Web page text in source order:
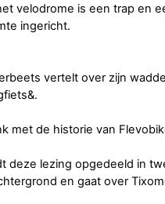
velodrome is een trap en
ingericht.
vertelt over zijn
met de historie van
deze lezing opgedeeld in
en gaat over